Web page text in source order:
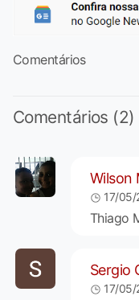
Comentários
Comentários (2)
Wilson
17/05/
Thiago
Sergio
17/05/